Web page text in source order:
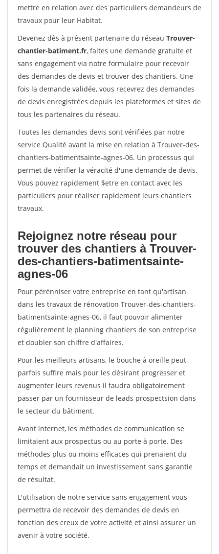
mettre en relation avec des particuliers demandeurs de
travaux pour leur Habitat.
Devenez dès à présent partenaire du réseau Trouver-
chantier-batiment.fr, faites une demande gratuite et
sans engagement via notre formulaire pour recevoir
des demandes de devis et trouver des chantiers. Une
fois la demande validée, vous recevrez des demandes
de devis enregistrées depuis les plateformes et sites de
tous les partenaires du réseau.
Toutes les demandes devis sont vérifiées par notre
service Qualité avant la mise en relation à Trouver-des-
chantiers-batimentsainte-agnes-06. Un processus qui
permet de vérifier la véracité d'une demande de devis.
Vous pouvez rapidement $etre en contact avec les
particuliers pour réaliser rapidement leurs chantiers
travaux.
Rejoignez notre réseau pour
trouver des chantiers à Trouver-
des-chantiers-batimentsainte-
agnes-06
Pour pérénniser votre entreprise en tant qu'artisan
dans les travaux de rénovation Trouver-des-chantiers-
batimentsainte-agnes-06, il faut pouvoir alimenter
régulièrement le planning chantiers de son entreprise
et doubler son chiffre d'affaires.
Pour les meilleurs artisans, le bouche à oreille peut
parfois suffire mais pour les désirant progresser et
augmenter leurs revenus il faudra obligatoirement
passer par un fournisseur de leads prospectsion dans
le secteur du bâtiment.
Avant internet, les méthodes de communication se
limitaient aux prospectus ou au porte à porte. Des
méthodes plus ou moins efficaces qui prenaient du
temps et demandait un investissement sans garantie
de résultat.
L'utilisation de notre service sans engagement vous
permettra de recevoir des demandes de devis en
fonction des creux de votre activité et ainsi assurer un
avenir à votre société.